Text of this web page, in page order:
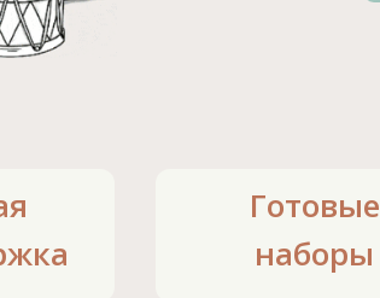
Готовые
наборы